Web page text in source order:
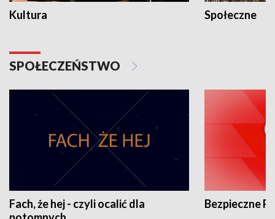
Kultura Społeczne
SPOŁECZEŃSTWO
Fach, że hej - czyli ocalić dla
Bezpieczne